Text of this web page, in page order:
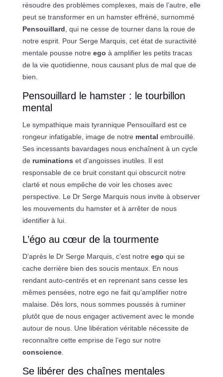
résoudre des problèmes complexes, mais de l’autre, elle
peut se transformer en un hamster effréné, surnommé
Pensouillard , qui ne cesse de tourner dans la roue de
notre esprit. Pour Serge Marquis, cet état de suractivité
mentale pousse notre ego à amplifier les petits tracas
de la vie quotidienne, nous causant plus de mal que de
bien.
Pensouillard le hamster : le tourbillon
mental
Le sympathique mais tyrannique Pensouillard est ce
rongeur infatigable, image de notre mental embrouillé.
Ses incessants bavardages nous enchaînent à un cycle
de ruminations et d’angoisses inutiles. Il est
responsable de ce bruit constant qui obscurcit notre
clarté et nous empêche de voir les choses avec
perspective. Le Dr Serge Marquis nous invite à observer
les mouvements du hamster et à arrêter de nous
identifier à lui.
L’égo au cœur de la tourmente
D’après le Dr Serge Marquis, c’est notre ego qui se
cache derrière bien des soucis mentaux. En nous
rendant auto-centrés et en reprenant sans cesse les
mêmes pensées, notre ego ne fait qu’amplifier notre
malaise. Dès lors, nous sommes poussés à ruminer
plutôt que de nous engager activement avec le monde
autour de nous. Une libération véritable nécessite de
reconnaître cette emprise de l’ego sur notre
conscience.
Se libérer des chaînes mentales